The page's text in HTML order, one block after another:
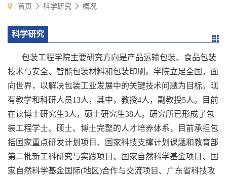
首页 科学研究 概况
科学研究
包装工程学院主要研究方向是产品运输包装、食品包装
技术与安全、智能包装材料和包装印刷。学院立足全国，面
向世界，以解决包装工业发展中的关键技术问题为目标。现
有教学和科研人员13人，其中，教授4人，副教授5人。目前
在读博士研究生3人，硕士研究生38人。研究所已形成了包
装工程学士、硕士、博士完整的人才培养体系，目前承担包
括国家重点研发计划项目、国家科技支撑计划课题和教育部
第二批新工科研究与实践项目、国家自然科学基金项目、国
家自然科学基金国际(地区)合作与交流项目、广东省科技攻